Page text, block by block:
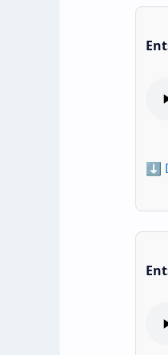
⬇️